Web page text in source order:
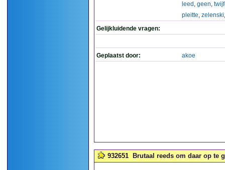
leed , geen,
pleitte, zelenski
Gelijkluidende vragen:
Geplaatst door: akoe
932651 Brutaal reeds om daar op te